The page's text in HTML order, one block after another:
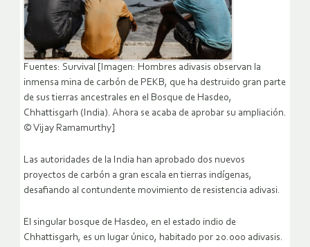
Fuentes: Survival [Imagen: Hombres adivasis observan la
inmensa mina de carbón de PEKB, que ha destruido gran parte
de sus tierras ancestrales en el Bosque de Hasdeo,
Chhattisgarh (India). Ahora se acaba de aprobar su ampliación.
© Vijay Ramamurthy]
Las autoridades de la India han aprobado dos nuevos
proyectos de carbón a gran escala en tierras indígenas,
desafiando al contundente movimiento de resistencia adivasi.
El singular bosque de Hasdeo, en el estado indio de
Chhattisgarh, es un lugar único, habitado por 20.000 adivasis.